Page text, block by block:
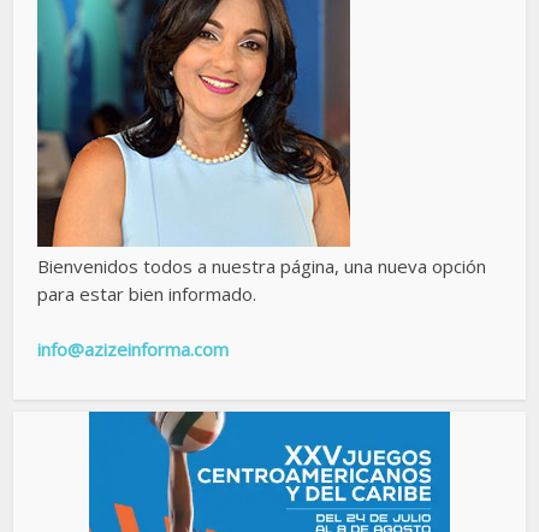
Bienvenidos todos a nuestra página, una nueva opción
para estar bien informado.
info@azizeinforma.com